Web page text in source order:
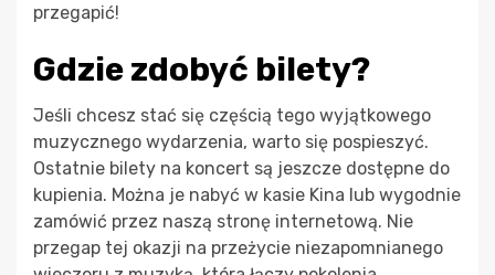
przegapić!
Gdzie zdobyć bilety?
Jeśli chcesz stać się częścią tego wyjątkowego
muzycznego wydarzenia, warto się pospieszyć.
Ostatnie bilety na koncert są jeszcze dostępne do
kupienia. Można je nabyć w kasie Kina lub wygodnie
zamówić przez naszą stronę internetową. Nie
przegap tej okazji na przeżycie niezapomnianego